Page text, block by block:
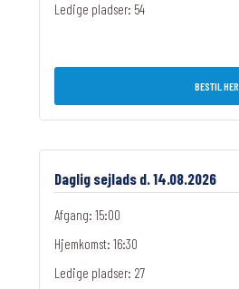
Ledige pladser: 54
BESTIL HER
Daglig sejlads d. 14.08.2026
Afgang: 15:00
Hjemkomst: 16:30
Ledige pladser: 27